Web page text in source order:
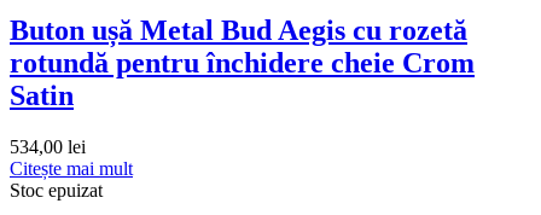
Buton ușă Metal Bud Aegis cu rozetă
rotundă pentru închidere cheie Crom
Satin
534,00 lei
Citește mai mult
Stoc epuizat